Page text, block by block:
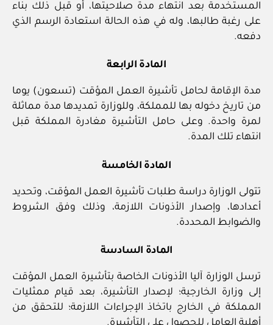
المستخدمة بعد انتهاء مدة صلاحيتها، أو قبل ذلك بناء
على رغبة طالبها، وله في هذه الحالة استعادة الرسم الذي
دفعه.
المادة الرابعة
مدة الإقامة لحامل تأشيرة العمل المؤقت (تسعون) يوما
من تاريخ دخوله بها للمملكة، وللوزارة تمديدها مدة مماثلة
لمرة واحدة. وعلى حامل التأشيرة مغادرة المملكة قبل
انتهاء تلك المدة.
المادة الخامسة
تتولى الوزارة دراسة طلبات تأشيرة العمل المؤقت، وتحديد
أعدادها، وإصدار الأذونات اللازمة، وذلك وفق الشروط
والضوابط المحددة.
المادة السادسة
ترسل الوزارة آليا الأذونات الخاصة بتأشيرة العمل المؤقت
إلى وزارة الخارجية؛ لإصدار التأشيرة، بعد قيام ممثليات
المملكة في الخارج باتخاذ الإجراءات اللازمة؛ للتحقق من